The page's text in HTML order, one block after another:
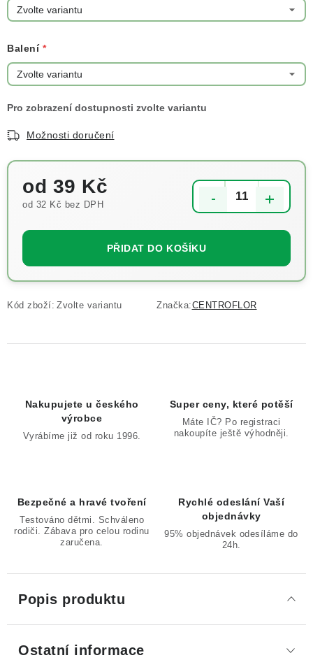
Balení
Možnosti doručení
od 39 Kč
od 32 Kč bez DPH
PŘIDAT DO KOŠÍKU
Kód zboží: Zvolte variantu Značka:CENTROFLOR
Nakupujete u českého
výrobce
Vyrábíme již od roku 1996.
Super ceny, které potěší
Máte IČ? Po registraci
nakoupíte ještě výhodněji.
Bezpečné a hravé tvoření
Testováno dětmi. Schváleno
rodiči. Zábava pro celou rodinu
zaručena.
Rychlé odeslání Vaší
objednávky
95% objednávek odesíláme do
24h.
Popis produktu
Ostatní informace